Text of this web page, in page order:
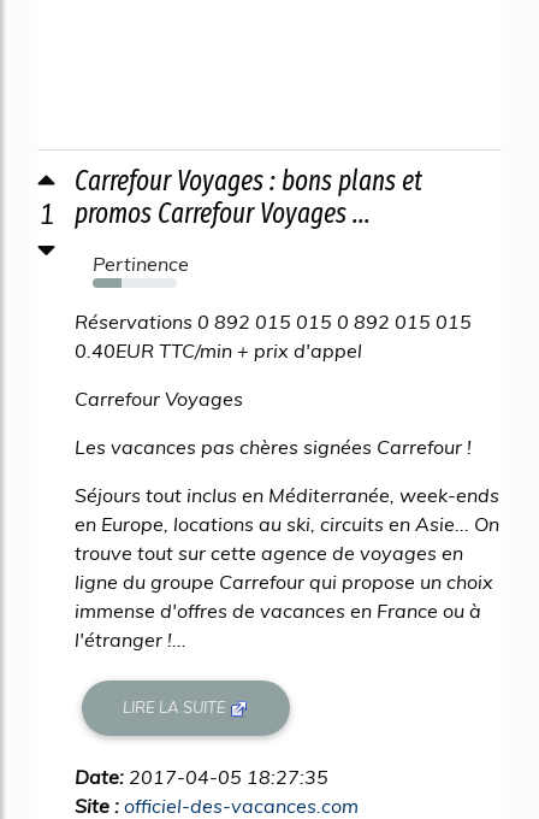
1
Carrefour Voyages : bons plans et
promos Carrefour Voyages ...
Pertinence
34%
Réservations 0 892 015 015 0 892 015 015
0.40EUR TTC/min + prix d'appel
Carrefour Voyages
Les vacances pas chères signées Carrefour !
Séjours tout inclus en Méditerranée, week-ends
en Europe, locations au ski, circuits en Asie... On
trouve tout sur cette agence de voyages en
ligne du groupe Carrefour qui propose un choix
immense d'offres de vacances en France ou à
l'étranger !...
LIRE LA SUITE
Date: 2017-04-05 18:27:35
Site : officiel-des-vacances.com